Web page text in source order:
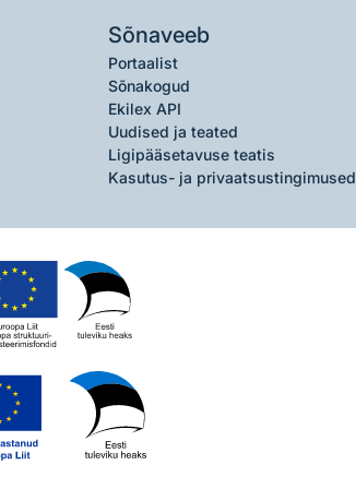
Sõnaveeb
Portaalist
Sõnakogud
Ekilex API
Uudised ja teated
Ligipääsetavuse teatis
Kasutus- ja privaatsustingimused